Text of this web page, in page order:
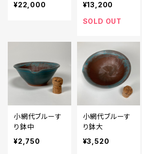
¥22,000
¥13,200
SOLD OUT
小網代ブルーす
り鉢中
¥2,750
小網代ブルーす
り鉢大
¥3,520